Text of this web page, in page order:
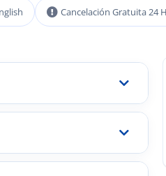
Cancelación Gratuita 24